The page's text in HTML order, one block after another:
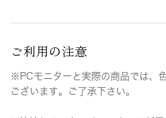
ご利用の注意
※PCモニターと実際の商品では、
ございます。ご了承下さい。